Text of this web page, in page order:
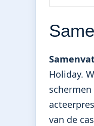
Holiday.
van de